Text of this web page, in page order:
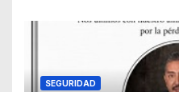
SEGURIDAD